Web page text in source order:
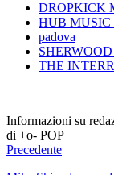
DROPKICK
HUB MUSIC
padova
THE
Informazioni su
di +o- POP
Precedente